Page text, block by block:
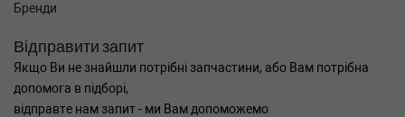
Бренди
Відправити запит
Якщо Ви не знайшли потрібні запчастини, або Вам потрібна
допомога в підборі,
відправте нам запит - ми Вам допоможемо